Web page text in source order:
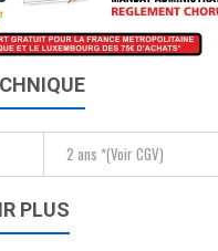
2 ans *(Voir CGV)
PLUS